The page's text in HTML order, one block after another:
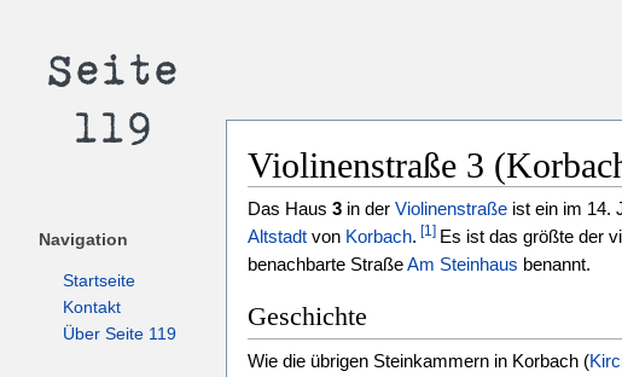
Violinenstraße 3
Das Haus3 in derViolinenstraße ist ein im 14.
Altstadt von Korbach. [1] Es ist das größte der
benachbarte StraßeAm Steinhaus benannt.
Geschichte
Wie die übrigen Steinkammern in Korbach (
Navigation
Startseite
Kontakt
Über Seite 119